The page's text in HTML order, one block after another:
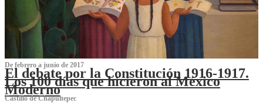
De febrero a junio de 2017
El debate por la Constitución 1916-1917.
Los 100 días que hicieron al México
Moderno
Castillo de Chapultepec